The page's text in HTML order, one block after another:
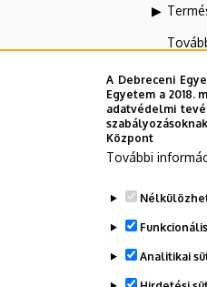
Dolgozói
A Debreceni
Egyetem a
adatvédelmi
Központ
További
Analitikai